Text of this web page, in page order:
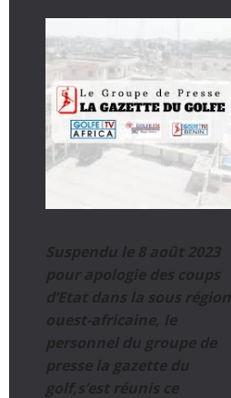
Suspendu le 8 août 2023
pour apologie des coups
d’Etat dans la sous région
ouest-africaine, le
personnel du groupe de
presse la gazette du
golf,s’est réunis ce